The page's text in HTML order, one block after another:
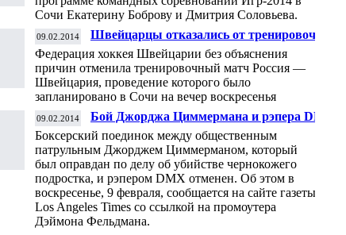
Сочи Екатерину Боброву и Дмитрия Соловьева.
09.02.2014
Швейцарцы отказались от тренировочного
матча с российскими хоккеистами
Федерация хоккея Швейцарии без объяснения
причин отменила тренировочный матч Россия —
Швейцария, проведение которого было
запланировано в Сочи на вечер воскресенья
09.02.2014
Бой Джорджа Циммермана и рэпера DMX
отменен
Боксерский поединок между общественным
патрульным Джорджем Циммерманом, который
был оправдан по делу об убийстве чернокожего
подростка, и рэпером DMX отменен. Об этом в
воскресенье, 9 февраля, сообщается на сайте газеты
Los Angeles Times со ссылкой на промоутера
Дэймона Фельдмана.